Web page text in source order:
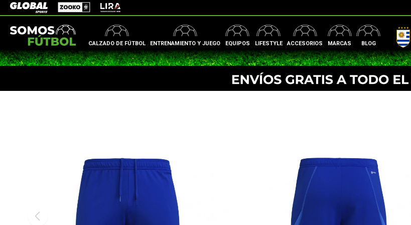
CALZADO DE FÚTBOL ENTRENAMIENTO Y JUEGO EQUIPOS LIFESTYLE ACCESORIOS MARCAS BLOG
AUF
Global Sports Zooko Lira